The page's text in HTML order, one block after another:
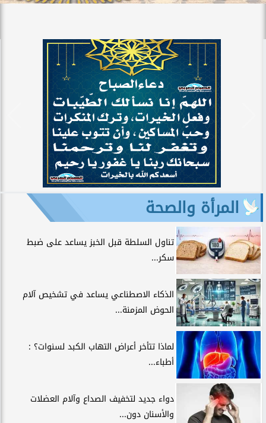
المرأة والصحة
تناول السلطة قبل الخبز يساعد على ضبط
سكر...
الذكاء الاصطناعي يساعد في تشخيص آلام
الحوض المزمنة...
لماذا تتأخر أعراض التهاب الكبد لسنوات؟ :
أطباء...
دواء جديد لتخفيف الصداع وآلام العضلات
والأسنان دون...